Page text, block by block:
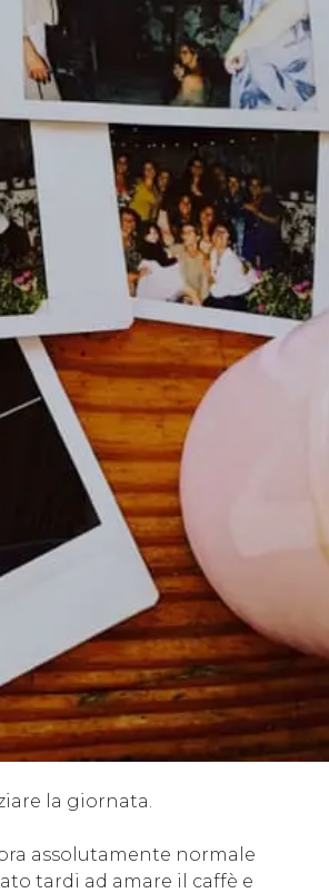
la giornata.
assolutamente normale
tardi ad amare il caffè e